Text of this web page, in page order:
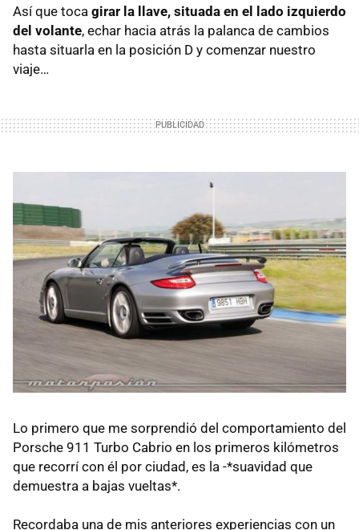
Así que toca girar la llave, situada en el lado izquierdo
del volante, echar hacia atrás la palanca de cambios
hasta situarla en la posición D y comenzar nuestro
viaje…
Lo primero que me sorprendió del comportamiento del
Porsche 911 Turbo Cabrio en los primeros kilómetros
que recorrí con él por ciudad, es la -*suavidad que
demuestra a bajas vueltas*.
Recordaba una de mis anteriores experiencias con un